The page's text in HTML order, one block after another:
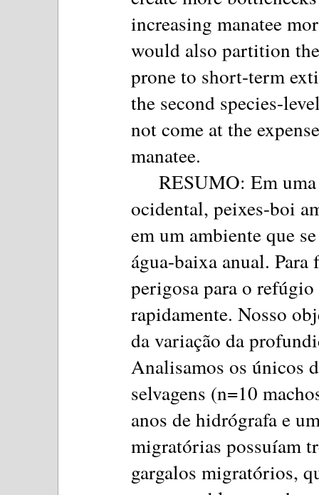
increasing manatee
would also partition
prone to short-term
the second species-
not come at the
manatee.
RESUMO: Em
ocidental, peixes-boi
em um ambiente que
água-baixa anual.
perigosa para o
rapidamente. Nosso
da variação da
Analisamos os únicos
selvagens (n=10
anos de hidrógrafa e
migratórias possuíam
gargalos migratórios,